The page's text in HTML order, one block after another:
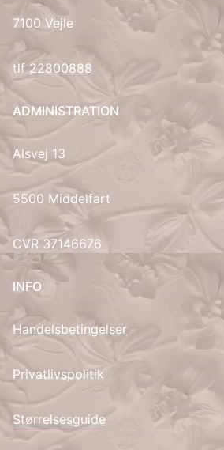
ES
UK
7100 Vejle
tlf22800888
ADMINISTRATION
Alsvej 13
5500 Middelfart
CVR 37146676
INFO
Handelsbetingelser
Privatlivspolitik
Størrelsesguide